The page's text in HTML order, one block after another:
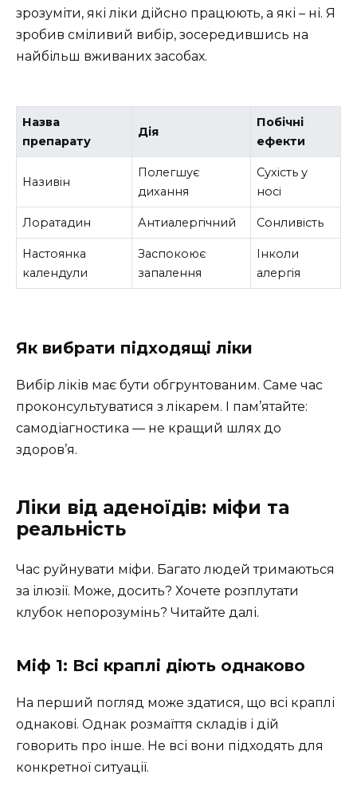
зрозуміти, які ліки дійсно працюють, а які – ні. Я
зробив сміливий вибір, зосередившись на
найбільш вживаних засобах.
Назва
препарату
Дія
Побічні
ефекти
Називін
Полегшує
дихання
Сухість у
носі
Лоратадин Антиалергічний Сонливість
Настоянка
календули
Заспокоює
запалення
Інколи
алергія
Як вибрати підходящі ліки
Вибір ліків має бути обгрунтованим. Саме час
проконсультуватися з лікарем. І пам’ятайте:
самодіагностика — не кращий шлях до
здоров’я.
Ліки від аденоїдів: міфи та
реальність
Час руйнувати міфи. Багато людей тримаються
за ілюзії. Може, досить? Хочете розплутати
клубок непорозумінь? Читайте далі.
Міф 1: Всі краплі діють однаково
На перший погляд може здатися, що всі краплі
однакові. Однак розмаїття складів і дій
говорить про інше. Не всі вони підходять для
конкретної ситуації.